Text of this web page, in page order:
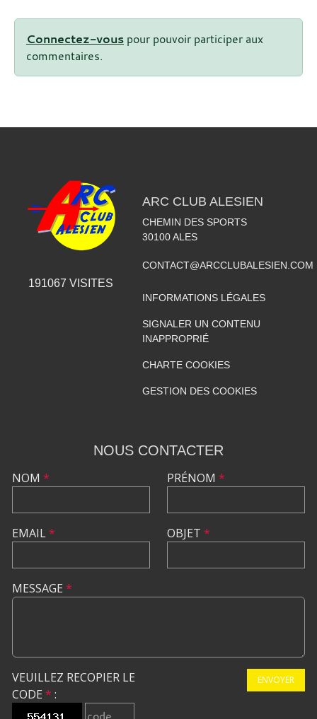
Connectez-vous pour pouvoir participer aux
commentaires.
191067 VISITES
ARC CLUB ALESIEN
CHEMIN DES SPORTS
30100 ALES
CONTACT@ARCCLUBALESIEN.COM
INFORMATIONS LÉGALES
SIGNALER UN CONTENU
INAPPROPRIÉ
CHARTE COOKIES
GESTION DES COOKIES
NOUS CONTACTER
NOM *
EMAIL*
PRÉNOM *
OBJET *
MESSAGE *
VEUILLEZ RECOPIER LE
CODE * :
ENVOYER